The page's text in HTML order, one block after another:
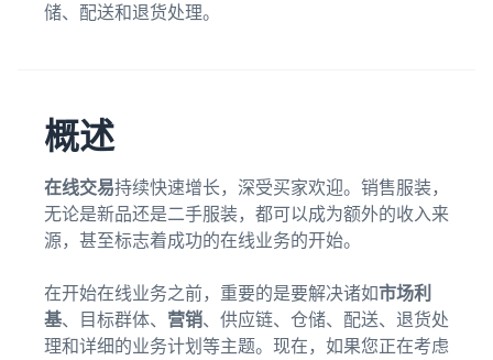
储、配送和退货处理。
概述
在线交易持续快速增长，深受买家欢迎。销售服装，
无论是新品还是二手服装，都可以成为额外的收入来
源，甚至标志着成功的在线业务的开始。
在开始在线业务之前，重要的是要解决诸如市场利
基、目标群体、 营销、供应链、仓储、配送、退货处
理和详细的业务计划等主题。现在，如果您正在考虑